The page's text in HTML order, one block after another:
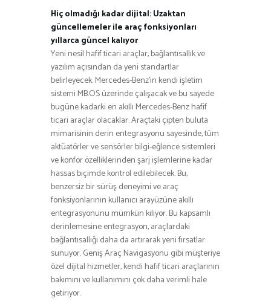
Hiç olmadığı kadar dijital: Uzaktan
güncellemeler ile araç fonksiyonları
yıllarca güncel kalıyor
Yeni nesil hafif ticari araçlar, bağlantısallık ve
yazılım açısından da yeni standartlar
belirleyecek. Mercedes-Benz’in kendi işletim
sistemi MB.OS üzerinde çalışacak ve bu sayede
bugüne kadarki en akıllı Mercedes-Benz hafif
ticari araçlar olacaklar. Araçtaki çipten buluta
mimarisinin derin entegrasyonu sayesinde, tüm
aktüatörler ve sensörler bilgi-eğlence sistemleri
ve konfor özelliklerinden şarj işlemlerine kadar
hassas biçimde kontrol edilebilecek. Bu,
benzersiz bir sürüş deneyimi ve araç
fonksiyonlarının kullanıcı arayüzüne akıllı
entegrasyonunu mümkün kılıyor. Bu kapsamlı
derinlemesine entegrasyon, araçlardaki
bağlantısallığı daha da artırarak yeni fırsatlar
sunuyor. Geniş Araç Navigasyonu gibi müşteriye
özel dijital hizmetler, kendi hafif ticari araçlarının
bakımını ve kullanımını çok daha verimli hale
getiriyor.